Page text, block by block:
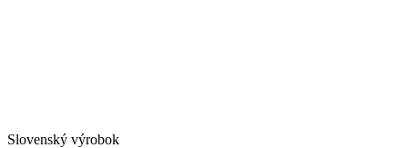
Slovenský výrobok